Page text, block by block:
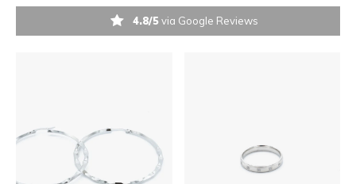
4.8/5via Google Reviews